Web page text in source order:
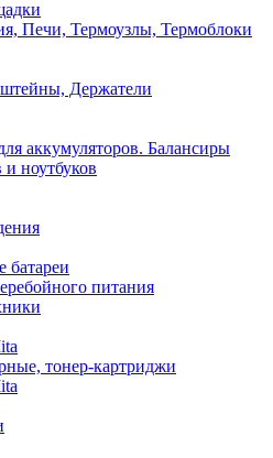
Печи, Термоузлы, Термоблоки
Держатели
аккумуляторов. Балансиры
ноутбуков
батареи
питания
тонер-картриджи